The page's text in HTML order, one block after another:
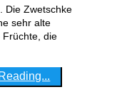
Die Zwetschke
sehr alte
Früchte, die